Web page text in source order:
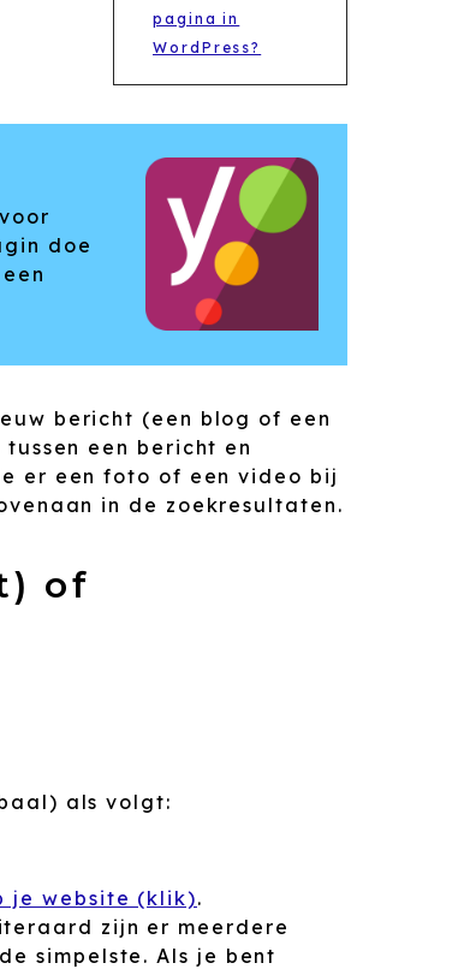
pagina in
WordPress?
doe
bericht (een blog of een
een bericht en
er een foto of een video bij
in de zoekresultaten.
of
als volgt:
je website (klik).
zijn er meerdere
simpelste. Als je bent